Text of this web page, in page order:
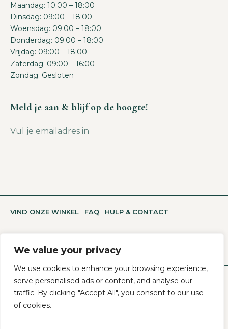
We value your privacy
We use cookies to enhance your browsing experience,
serve personalised ads or content, and analyse our
traffic. By clicking "Accept All", you consent to our use
of cookies.
Maandag: 10:00 – 18:00
Dinsdag: 09:00 – 18:00
Woensdag: 09:00 – 18:00
Donderdag: 09:00 – 18:00
Vrijdag: 09:00 – 18:00
Zaterdag: 09:00 – 16:00
Zondag: Gesloten
Meld je aan & blijf op de hoogte!
VIND ONZE WINKEL FAQ HULP & CONTACT
Algemene Voorwaarden Privacy- En Cookiebeleid